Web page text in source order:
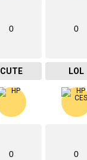
0
CUTE
0
LOL
0 0